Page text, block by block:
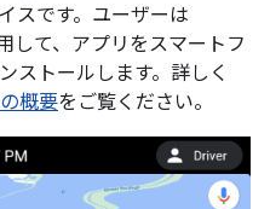
スです。ユーザーは
して、アプリをスマートフ
ストールします。詳しく
概要をご覧ください。